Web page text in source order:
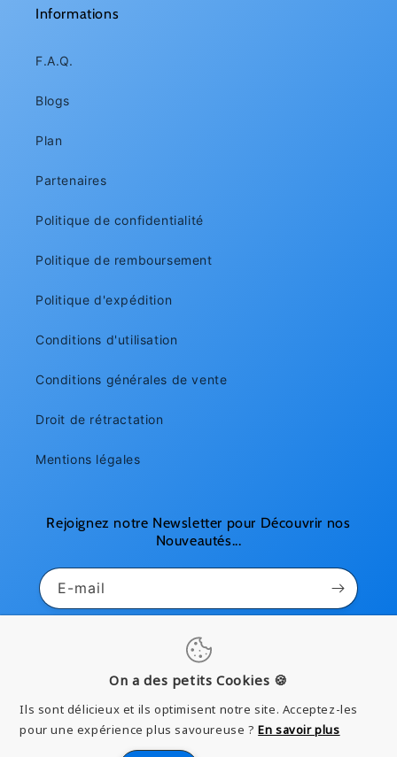
Informations
F.A.Q.
Blogs
Plan
Partenaires
Politique de confidentialité
Politique de remboursement
Politique d'expédition
Conditions d'utilisation
Conditions générales de vente
Droit de rétractation
Mentions légales
Rejoignez notre Newsletter pour Découvrir nos
Nouveautés...
E-mail
PinterestInstagram
Moyens
On a des petits Cookies 🍪
Ils sont délicieux et ils optimisent notre site. Acceptez-les
pour une expérience plus savoureuse ?En savoir plus